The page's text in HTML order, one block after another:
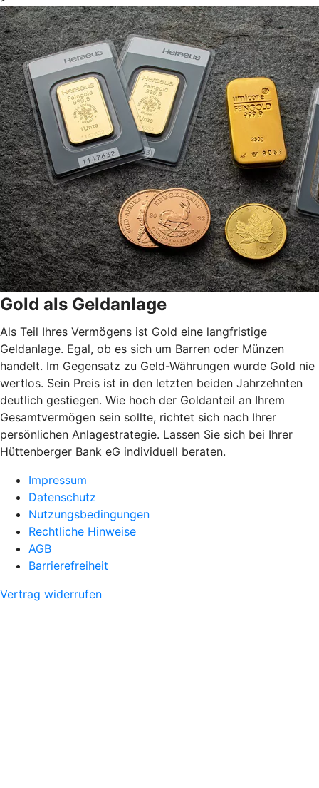
Gold als Geldanlage
Als Teil Ihres Vermögens ist Gold eine langfristige
Geldanlage. Egal, ob es sich um Barren oder Münzen
handelt. Im Gegensatz zu Geld-Währungen wurde Gold nie
wertlos. Sein Preis ist in den letzten beiden Jahrzehnten
deutlich gestiegen. Wie hoch der Goldanteil an Ihrem
Gesamtvermögen sein sollte, richtet sich nach Ihrer
persönlichen Anlagestrategie. Lassen Sie sich bei Ihrer
Hüttenberger Bank eG individuell beraten.
Impressum
Datenschutz
Nutzungsbedingungen
Rechtliche Hinweise
AGB
Barrierefreiheit
Vertrag widerrufen